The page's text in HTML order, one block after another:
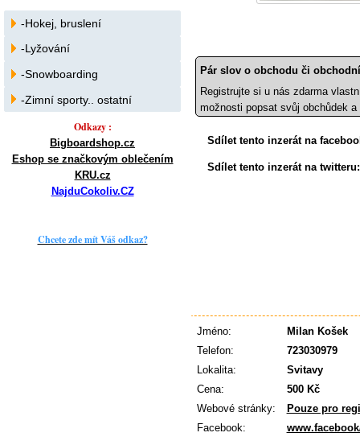
Pár slov o obchodu či
Registrujte si u nás zdarma
možnosti popsat svůj obchůdek
Sdílet tento inzerát na
Sdílet tento inzerát na
Jméno:
Milan Košek
Telefon:
723030979
Lokalita:
Svitavy
Cena:
500 Kč
Webové stránky:
Pouze pro
Facebook:
-Hokej, bruslení
-Lyžování
-Snowboarding
-Zimní sporty.. ostatní
Odkazy :
Bigboardshop.cz
Eshop se značkovým oblečením
KRU.cz
NajduCokoliv.CZ
Chcete zde mít Váš odkaz?